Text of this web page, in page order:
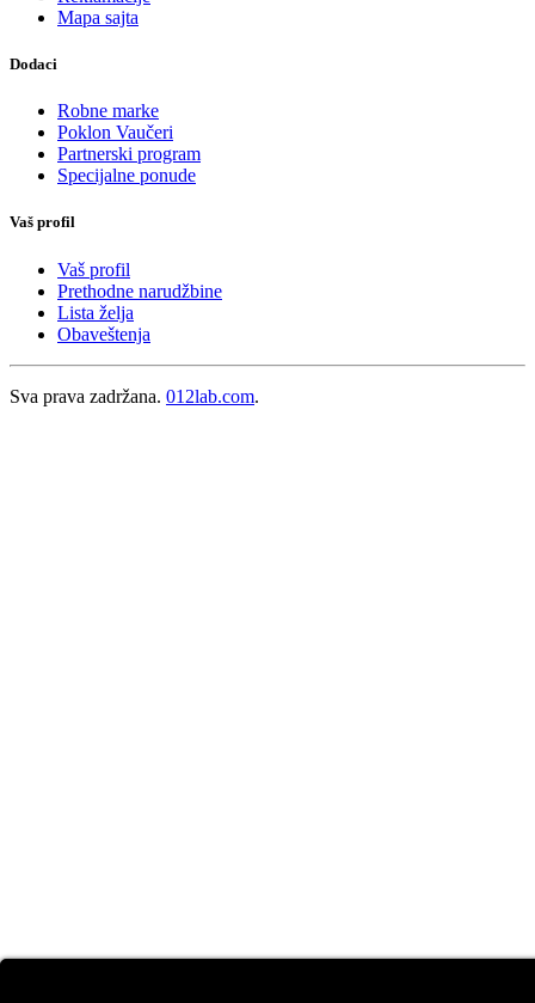
Mapa sajta
Dodaci
Robne marke
Poklon Vaučeri
Partnerski program
Specijalne ponude
Vaš profil
Vaš profil
Prethodne narudžbine
Lista želja
Obaveštenja
Sva prava zadržana. 012lab.com.